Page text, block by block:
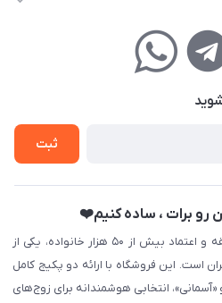
ثبت
رو برات ، ساده کنیم❤️
با سال‌ها سابقه و اعتماد بیش از ۵۰ هزار خانواده، یکی از
است. این فروشگاه با ارائه دو پکیج کامل
انتخابی هوشمندانه برای زوج‌های